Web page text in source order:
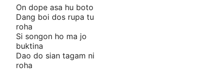
On dope asa hu boto
Dang boi dos rupa tu
roha
Si songon ho ma jo
buktina
Dao do sian tagam ni
roha